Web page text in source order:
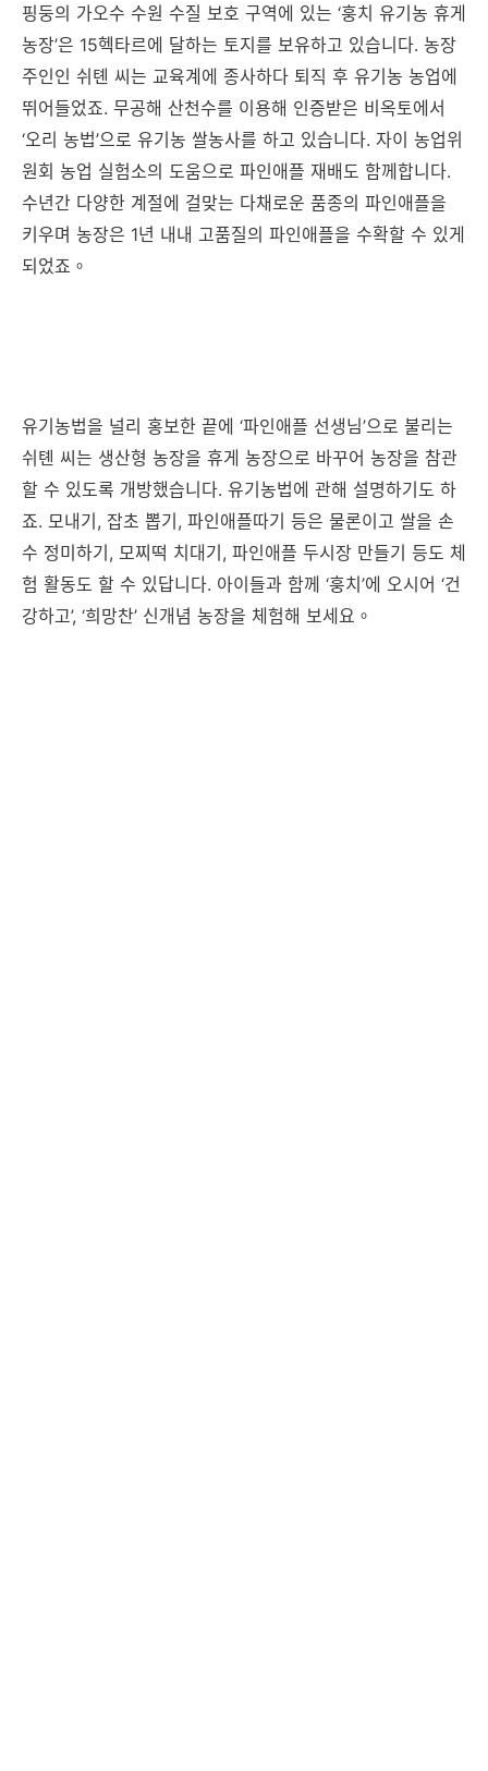
핑둥의 가오수 수원 수질 보호 구역에 있는 ‘훙치 유기농 휴게
농장’은 15헥타르에 달하는 토지를 보유하고 있습니다. 농장
주인인 쉬톈 씨는 교육계에 종사하다 퇴직 후 유기농 농업에
뛰어들었죠. 무공해 산천수를 이용해 인증받은 비옥토에서
‘오리 농법’으로 유기농 쌀농사를 하고 있습니다. 자이 농업위
원회 농업 실험소의 도움으로 파인애플 재배도 함께합니다.
수년간 다양한 계절에 걸맞는 다채로운 품종의 파인애플을
키우며 농장은 1년 내내 고품질의 파인애플을 수확할 수 있게
되었죠。
유기농법을 널리 홍보한 끝에 ‘파인애플 선생님’으로 불리는
쉬톈 씨는 생산형 농장을 휴게 농장으로 바꾸어 농장을 참관
할 수 있도록 개방했습니다. 유기농법에 관해 설명하기도 하
죠. 모내기, 잡초 뽑기, 파인애플따기 등은 물론이고 쌀을 손
수 정미하기, 모찌떡 치대기, 파인애플 두시장 만들기 등도 체
험 활동도 할 수 있답니다. 아이들과 함께 ‘훙치’에 오시어 ‘건
강하고’, ‘희망찬’ 신개념 농장을 체험해 보세요。